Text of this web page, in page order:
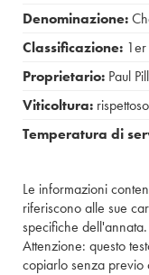
Denominazione:
Classificazione:
Proprietario: Paul
Viticoltura:
Temperatura di
Le informazioni
riferiscono alle sue
specifiche dell'annata.
Attenzione: questo
copiarlo senza previo